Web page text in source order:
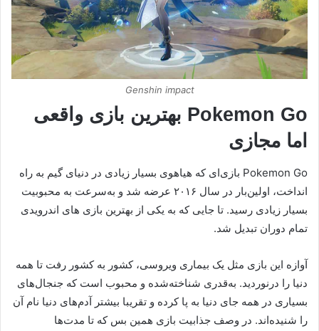
Genshin impact
Pokemon Go بهترین بازی واقعی
اما مجازی
Pokemon Go بازی‌ای که هیاهوی بسیار زیادی در دنیای گیم به راه
انداخت، اولین‌بار در سال ۲۰۱۶ عرضه شد و به‌سرعت به محبوبیت
بسیار زیادی رسید. تا جایی که به یکی از بهترین بازی های اندرویدی
تمام دوران تبدیل شد.
آوازه این بازی مثل یک بیماری ویروسی، کشور به کشور رفت تا همه
دنیا را درنوردید. به‌قدری شناخته‌شده و محبوب است که جنجال‌های
بسیاری در همه جای دنیا به پا کرده و تقریبا بیشتر آدم‌های دنیا نام آن
را شنیده‌اند. در وصف جذابیت بازی همین بس که تا مدت‌ها